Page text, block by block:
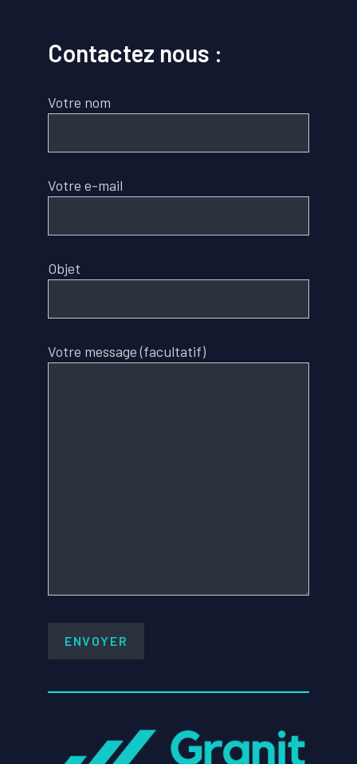
Contactez nous :
Votre nom
Votre e-mail
Objet
Votre message (facultatif)